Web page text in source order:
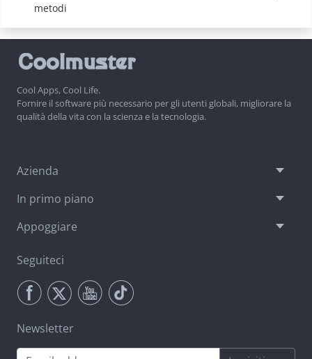
metodi
Cool Apps, Cool Life.
Fornire il software più necessario per gli utenti globali, migliorare la
qualità della vita con la scienza e la tecnologia.
Azienda
In primo piano
Appoggiare
Seguiteci
Newsletter